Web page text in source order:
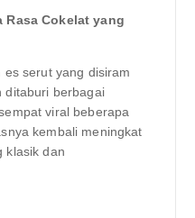
Rasa Cokelat yang
es serut yang disiram
ditaburi berbagai
viral beberapa
kembali meningkat
klasik dan